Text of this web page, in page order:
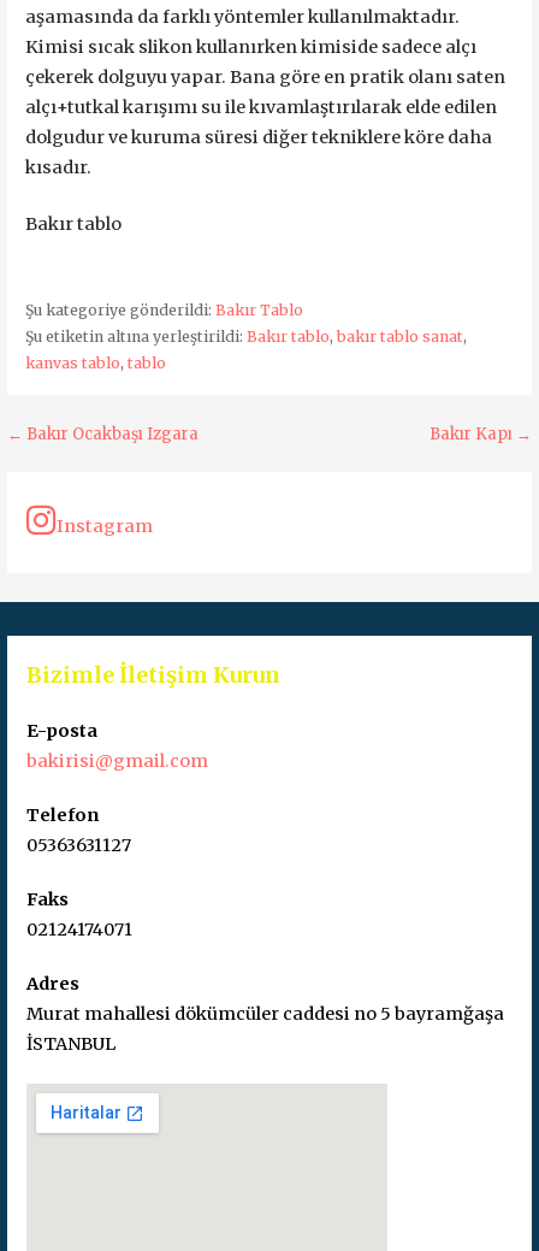
aşamasında da farklı yöntemler kullanılmaktadır.
Kimisi sıcak slikon kullanırken kimiside sadece alçı
çekerek dolguyu yapar. Bana göre en pratik olanı saten
alçı+tutkal karışımı su ile kıvamlaştırılarak elde edilen
dolgudur ve kuruma süresi diğer tekniklere köre daha
kısadır.
Bakır tablo
Şu kategoriye gönderildi: Bakır Tablo
Şu etiketin altına yerleştirildi: Bakır tablo,bakır tablo sanat,
kanvas tablo, tablo
Yazı
← Bakır Ocakbaşı Izgara Bakır Kapı →
Instagram
Bizimle İletişim Kurun
E-posta
bakirisi@gmail.com
Telefon
05363631127
Faks
02124174071
Adres
Murat mahallesi dökümcüler caddesi no 5 bayramğaşa
İSTANBUL